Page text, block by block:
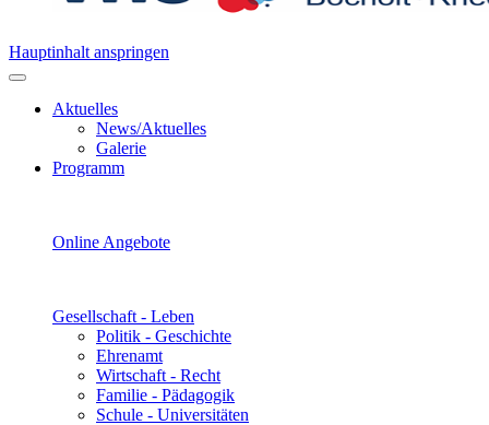
Hauptinhalt anspringen
Aktuelles
News/Aktuelles
Galerie
Programm
Online Angebote
Gesellschaft - Leben
Politik - Geschichte
Ehrenamt
Wirtschaft - Recht
Familie - Pädagogik
Schule - Universitäten